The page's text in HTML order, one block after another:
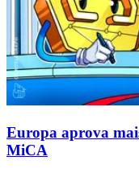
Europa aprova
MiCA